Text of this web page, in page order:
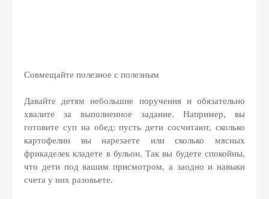
Совмещайте полезное с полезным
Давайте детям небольшие поручения и обязательно
хвалите за выполненное задание. Например, вы
готовите суп на обед: пусть дети сосчитают, сколько
картофелин вы нарезаете или сколько мясных
фрикаделек кладете в бульон. Так вы будете спокойны,
что дети под вашим присмотром, а заодно и навыки
счета у них разовьете.